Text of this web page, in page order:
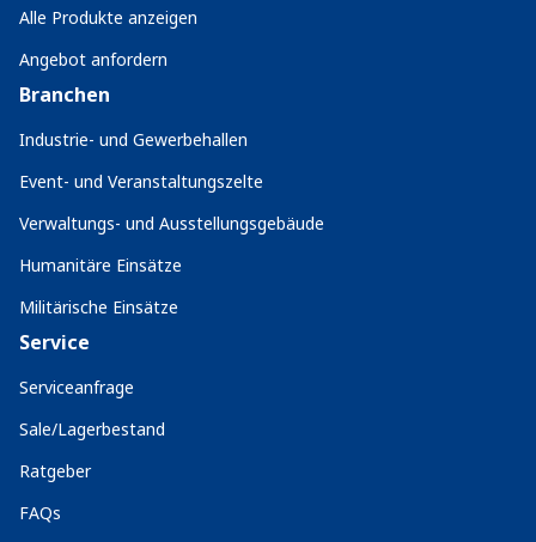
Alle Produkte anzeigen
Angebot anfordern
Branchen
Industrie- und Gewerbehallen
Event- und Veranstaltungszelte
Verwaltungs- und Ausstellungsgebäude
Humanitäre Einsätze
Militärische Einsätze
Service
Serviceanfrage
Sale/Lagerbestand
Ratgeber
FAQs